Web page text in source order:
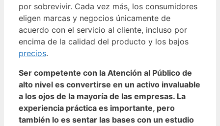
por sobrevivir. Cada vez más, los consumidores
eligen marcas y negocios únicamente de
acuerdo con el servicio al cliente, incluso por
encima de la calidad del producto y los bajos
precios.
Ser competente con la Atención al Público de
alto nivel es convertirse en un activo invaluable
a los ojos de la mayoría de las empresas. La
experiencia práctica es importante, pero
también lo es sentar las bases con un estudio